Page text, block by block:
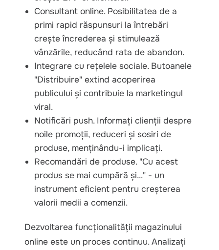
Consultant online. Posibilitatea de a
primi rapid răspunsuri la întrebări
crește încrederea și stimulează
vânzările, reducând rata de abandon.
Integrare cu rețelele sociale. Butoanele
"Distribuire" extind acoperirea
publicului și contribuie la marketingul
viral.
Notificări push. Informați clienții despre
noile promoții, reduceri și sosiri de
produse, menținându-i implicați.
Recomandări de produse. "Cu acest
produs se mai cumpără și..." - un
instrument eficient pentru creșterea
valorii medii a comenzii.
Dezvoltarea funcționalității magazinului
online este un proces continuu. Analizați